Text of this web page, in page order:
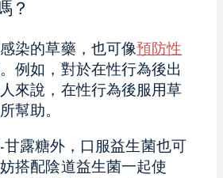
？
染的草藥，也可像預防性
例如，對於在性行為後出
來說，在性行為後服用草
幫助。
露糖外，口服益生菌也可
搭配陰道益生菌一起使